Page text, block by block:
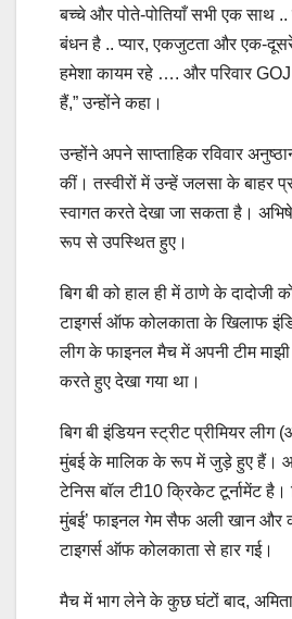
बच्चे और पोते-पोतियाँ सभी एक साथ ..
बंधन है .. प्यार, एकजुटता और एक-
हमेशा कायम रहे …. और परिवार GOJ
हैं,” उन्होंने कहा।
उन्होंने अपने साप्ताहिक रविवार
कीं। तस्वीरों में उन्हें जलसा के बाहर
स्वागत करते देखा जा सकता है।
रूप से उपस्थित हुए।
बिग बी को हाल ही में ठाणे के दादोजी
टाइगर्स ऑफ कोलकाता के खिलाफ
लीग के फाइनल मैच में अपनी टीम
करते हुए देखा गया था।
बिग बी इंडियन स्ट्रीट प्रीमियर
मुंबई के मालिक के रूप में जुड़े हुए हैं।
टेनिस बॉल टी10 क्रिकेट टूर्नामेंट है।
मुंबई’ फाइनल गेम सैफ अली खान और
टाइगर्स ऑफ कोलकाता से हार गई।
मैच में भाग लेने के कुछ घंटों बाद,